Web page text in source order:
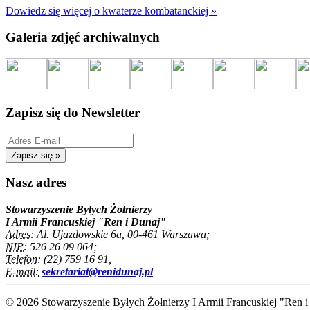
Dowiedz się więcej o kwaterze kombatanckiej »
Galeria zdjęć archiwalnych
Zapisz się do Newsletter
Nasz adres
Stowarzyszenie Byłych Żołnierzy
I Armii Francuskiej "Ren i Dunaj"
Adres: Al. Ujazdowskie 6a, 00-461 Warszawa;
NIP: 526 26 09 064;
Telefon: (22) 759 16 91,
E-mail: sekretariat@renidunaj.pl
© 2026 Stowarzyszenie Byłych Żołnierzy I Armii Francuskiej "Ren